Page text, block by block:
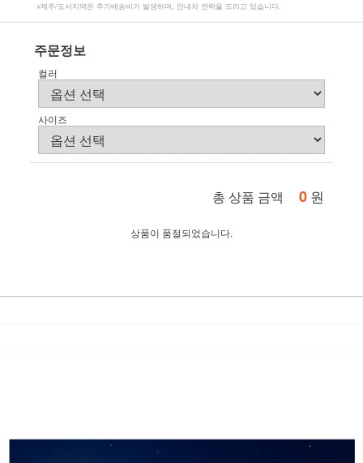
※제주/도서지역은 추가배송비가 발생하며, 안내차 연락을 드리고 있습니다.
주문정보
컬러
사이즈
총 상품 금액 0 원
상품이 품절되었습니다.